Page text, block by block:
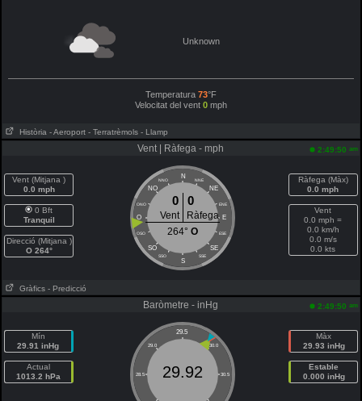
Unknown
Temperatura 73°F
Velocitat del vent 0mph
Història - Aeroport - Terratrèmols - Llamp
Vent | Ràfega - mph 2:49:50 am
Vent (Mitjana )
0.0 mph
0 Bft
Tranquil
Direcció (Mitjana )
O 264°
N
NNO NNE
NO NE
ONO ENE
O E
OSO ESE
SO SE
SSO SSE
S
0 0
Vent
Ràfega
264° O
Ràfega (Màx)
0.0 mph
Vent
0.0 mph =
0.0 km/h
0.0 m/s
0.0 kts
Gràfics - Predicció
Baròmetre - inHg 2:49:50 am
Mín
29.91 inHg
Actual
1013.2 hPa
29.5
29.0 30.0
28.5 30.5
29.92
Màx
29.93 inHg
Estable
0.000 inHg